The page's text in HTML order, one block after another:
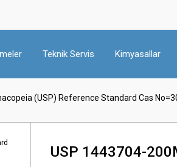
Teknik Servis Kimyasallar
(USP) Reference Standard Cas
USP 1443704-